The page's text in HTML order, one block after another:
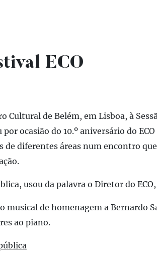
ECO
Cultural de Belém, em Lisboa, à
ocasião do 10.º aniversário do
diferentes áreas num encontro
usou da palavra o Diretor do
de homenagem a Bernardo
ao piano.